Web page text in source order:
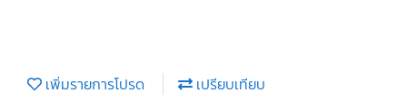
เพิ่มรายการโปรด
เปรียบเทียบ